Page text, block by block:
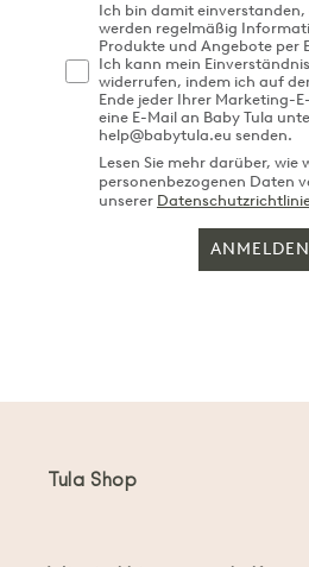
Ich bin damit einverstanden,
werden regelmäßig
Produkte und Angebote per
Ich kann mein
widerrufen, indem ich auf
Ende jeder Ihrer Marketing-
eine E-Mail an Baby Tula
help@babytula.eu senden.
Lesen Sie mehr darüber, wie
personenbezogenen Daten
unserer
ANMELDEN
Tula Shop